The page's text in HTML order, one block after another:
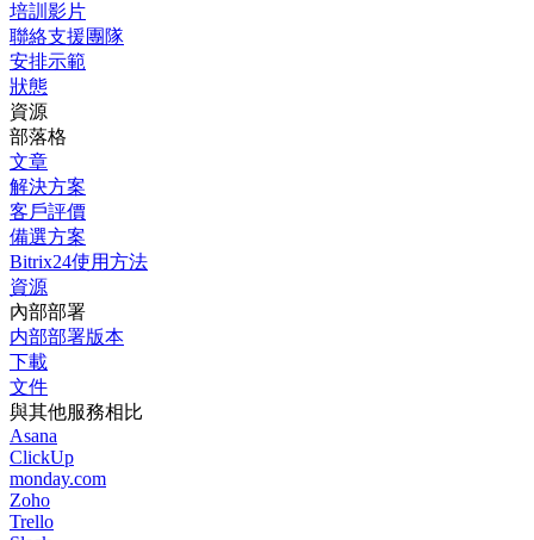
培訓影片
聯絡支援團隊
安排示範
狀態
資源
部落格
文章
解決方案
客戶評價
備選方案
Bitrix24使用方法
資源
內部部署
内部部署版本
下載
文件
與其他服務相比
Asana
ClickUp
monday.com
Zoho
Trello